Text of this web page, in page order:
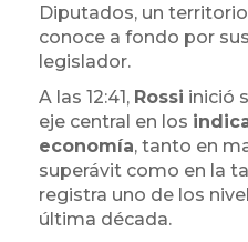
Diputados, un
conoce a fondo por
legislador.
A las 12:41, Rossi inició
eje central en los
economía, tanto en
superávit como en la
registra uno de los
última década.